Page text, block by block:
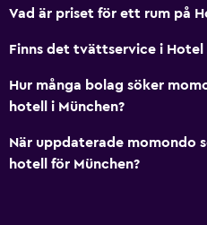
Inpackade luncher
Vattenkokare
Media och underhållning
Radio
Vad är priset för ett rum på
Finns det tvättservice i Hotel
Hur många bolag söker
hotell i München?
När uppdaterade momondo
hotell för München?